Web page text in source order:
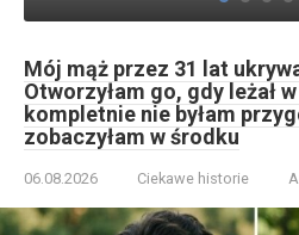
Mój mąż przez 31 lat
Otworzyłam go, gdy leżał
kompletnie nie byłam
zobaczyłam w środku
06.08.2026 Ciekawe historie